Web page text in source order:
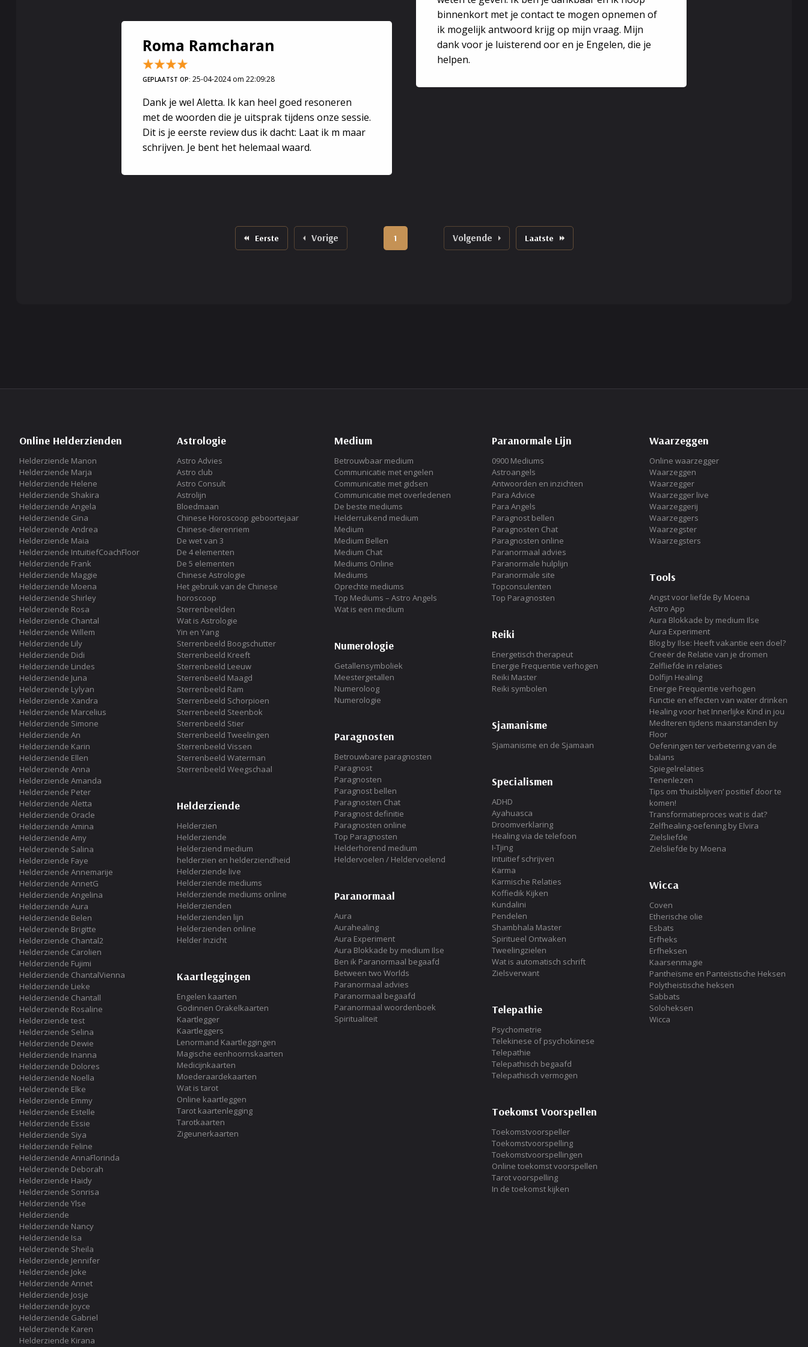
Het allerbelangrijkste in het leven is je gezondheid en balans in je leven. Daar heb je zelf meer invloed op dan je denkt. We
leven in een bijzondere tijd waarin de energie van de aarde aan intensiteit toeneemt. Dat kan allerlei klachten en
persoonlijke ervaringen en de ervaringen als (wijk)verpleegkundige kan ik je tips geven. Ik kan je helpen met belangrijke
aspecten van gezondheidszorgpreventie, zelfzorg en het vermogen tot zelfzorg. Ik zal je bij twijfel altijd adviseren om je tot
de gezondheidszorg te wenden.
binnenkort met je contact te mogen opnemen of
ik mogelijk antwoord krijg op mijn vraag. Mijn
dank voor je luisterend oor en je Engelen, die je
helpen.
Roma Ramcharan
GEPLAATST OP: 25-04-2024 om 22:09:28
Dank je wel Aletta. Ik kan heel goed resoneren
met de woorden die je uitsprak tijdens onze sessie.
Dit is je eerste review dus ik dacht: Laat ik m maar
schrijven. Je bent het helemaal waard.
Eerste Vorige 1 Volgende Laatste
Online Helderzienden
Helderziende Manon
Helderziende Marja
Helderziende Helene
Helderziende Shakira
Helderziende Angela
Helderziende Gina
Helderziende Andrea
Helderziende Maia
Helderziende IntuitiefCoachFloor
Helderziende Frank
Helderziende Maggie
Helderziende Moena
Helderziende Shirley
Helderziende Rosa
Helderziende Chantal
Helderziende Willem
Helderziende Lily
Helderziende Didi
Helderziende Lindes
Helderziende Juna
Helderziende Lylyan
Helderziende Xandra
Helderziende Marcelius
Helderziende Simone
Helderziende An
Helderziende Karin
Helderziende Ellen
Helderziende Anna
Helderziende Amanda
Helderziende Peter
Helderziende Aletta
Helderziende Oracle
Helderziende Amina
Helderziende Amy
Helderziende Salina
Helderziende Faye
Helderziende Annemarije
Helderziende AnnetG
Helderziende Angelina
Helderziende Aura
Helderziende Belen
Helderziende Brigitte
Helderziende Chantal2
Helderziende Carolien
Helderziende Fujimi
Helderziende ChantalVienna
Helderziende Lieke
Helderziende Chantall
Helderziende Rosaline
Helderziende test
Helderziende Selina
Helderziende Dewie
Helderziende Inanna
Helderziende Dolores
Helderziende Noella
Helderziende Elke
Helderziende Emmy
Helderziende Estelle
Helderziende Essie
Helderziende Siya
Helderziende Feline
Helderziende AnnaFlorinda
Helderziende Deborah
Helderziende Haidy
Helderziende Sonrisa
Helderziende Ylse
Helderziende
Helderziende Nancy
Helderziende Isa
Helderziende Sheila
Helderziende Jennifer
Helderziende Joke
Helderziende Annet
Helderziende Josje
Helderziende Joyce
Helderziende Gabriel
Helderziende Karen
Helderziende Kirana
Astrologie
Astro Advies
Astro club
Astro Consult
Astrolijn
Bloedmaan
Chinese Horoscoop geboortejaar
Chinese-dierenriem
De wet van 3
De 4 elementen
De 5 elementen
Chinese Astrologie
Het gebruik van de Chinese
horoscoop
Sterrenbeelden
Wat is Astrologie
Yin en Yang
Sterrenbeeld Boogschutter
Sterrenbeeld Kreeft
Sterrenbeeld Leeuw
Sterrenbeeld Maagd
Sterrenbeeld Ram
Sterrenbeeld Schorpioen
Sterrenbeeld Steenbok
Sterrenbeeld Stier
Sterrenbeeld Tweelingen
Sterrenbeeld Vissen
Sterrenbeeld Waterman
Sterrenbeeld Weegschaal
Helderziende
Helderzien
Helderziende
Helderziend medium
helderzien en helderziendheid
Helderziende live
Helderziende mediums
Helderziende mediums online
Helderzienden
Helderzienden lijn
Helderzienden online
Helder Inzicht
Kaartleggingen
Engelen kaarten
Godinnen Orakelkaarten
Kaartlegger
Kaartleggers
Lenormand Kaartleggingen
Magische eenhoornskaarten
Medicijnkaarten
Moederaardekaarten
Wat is tarot
Online kaartleggen
Tarot kaartenlegging
Tarotkaarten
Zigeunerkaarten
Medium
Betrouwbaar medium
Communicatie met engelen
Communicatie met gidsen
Communicatie met overledenen
De beste mediums
Helderruikend medium
Medium
Medium Bellen
Medium Chat
Mediums Online
Mediums
Oprechte mediums
Top Mediums – Astro Angels
Wat is een medium
Numerologie
Getallensymboliek
Meestergetallen
Numeroloog
Numerologie
Paragnosten
Betrouwbare paragnosten
Paragnost
Paragnosten
Paragnost bellen
Paragnosten Chat
Paragnost definitie
Paragnosten online
Top Paragnosten
Helderhorend medium
Heldervoelen / Heldervoelend
Paranormaal
Aura
Aurahealing
Aura Experiment
Aura Blokkade by medium Ilse
Ben ik Paranormaal begaafd
Between two Worlds
Paranormaal advies
Paranormaal begaafd
Paranormaal woordenboek
Spiritualiteit
Paranormale Lijn
0900 Mediums
Astroangels
Antwoorden en inzichten
Para Advice
Para Angels
Paragnost bellen
Paragnosten Chat
Paragnosten online
Paranormaal advies
Paranormale hulplijn
Paranormale site
Topconsulenten
Top Paragnosten
Reiki
Energetisch therapeut
Energie Frequentie verhogen
Reiki Master
Reiki symbolen
Sjamanisme
Sjamanisme en de Sjamaan
Specialismen
ADHD
Ayahuasca
Droomverklaring
Healing via de telefoon
I-Tjing
Intuitief schrijven
Karma
Karmische Relaties
Koffiedik Kijken
Kundalini
Pendelen
Shambhala Master
Spiritueel Ontwaken
Tweelingzielen
Wat is automatisch schrift
Zielsverwant
Telepathie
Psychometrie
Telekinese of psychokinese
Telepathie
Telepathisch begaafd
Telepathisch vermogen
Toekomst Voorspellen
Toekomstvoorspeller
Toekomstvoorspelling
Toekomstvoorspellingen
Online toekomst voorspellen
Tarot voorspelling
In de toekomst kijken
Waarzeggen
Online waarzegger
Waarzeggen
Waarzegger
Waarzegger live
Waarzeggerij
Waarzeggers
Waarzegster
Waarzegsters
Tools
Angst voor liefde By Moena
Astro App
Aura Blokkade by medium Ilse
Aura Experiment
Blog by Ilse: Heeft vakantie een doel?
Creeër de Relatie van je dromen
Zelfliefde in relaties
Dolfijn Healing
Energie Frequentie verhogen
Functie en effecten van water drinken
Healing voor het Innerlijke Kind in jou
Mediteren tijdens maanstanden by
Floor
Oefeningen ter verbetering van de
balans
Spiegelrelaties
Tenenlezen
Tips om ‘thuisblijven’ positief door te
komen!
Transformatieproces wat is dat?
Zelfhealing-oefening by Elvira
Zielsliefde
Zielsliefde by Moena
Wicca
Coven
Etherische olie
Esbats
Erfheks
Erfheksen
Kaarsenmagie
Pantheïsme en Panteïstische Heksen
Polytheistische heksen
Sabbats
Soloheksen
Wicca